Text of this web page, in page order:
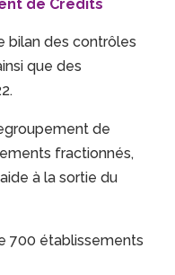
de Crédits
bilan des contrôles
que des
de
fractionnés,
à la sortie du
700 établissements